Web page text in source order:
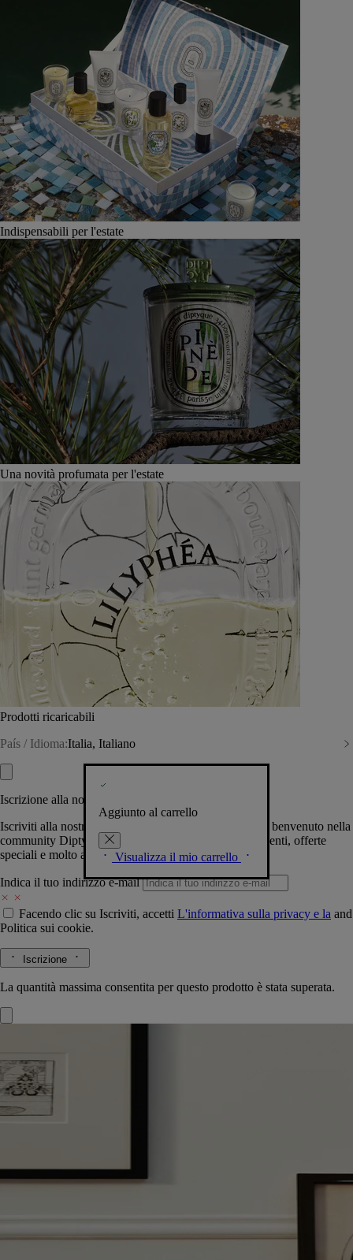
Indispensabili per l'estate
Una novità profumata per l'estate
Prodotti ricaricabili
País / Idioma:Italia, Italiano
Aggiunto al carrello
Visualizza il mio carrello
Iscrizione alla nostra Newsletter
Iscriviti alla nostra newsletter per permetterci di darti il benvenuto nella
community Diptyque e tenerti al corrente su novità, eventi, offerte
speciali e molto altro.
Indica il tuo indirizzo e-mail
Facendo clic su Iscriviti, accetti L'informativa sulla privacy e la and
Politica sui cookie.
Iscrizione
La quantità massima consentita per questo prodotto è stata superata.